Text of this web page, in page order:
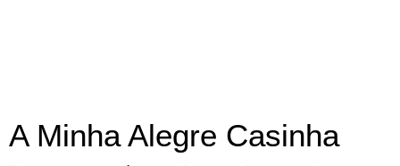
A Minha Alegre Casinha